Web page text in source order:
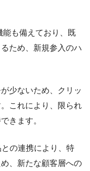
能も備えており、既
ため、新規参入のハ
少ないため、クリッ
これにより、限られ
きます。
の連携により、特
、新たな顧客層への